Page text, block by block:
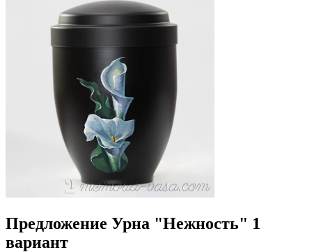
Предложение Урна "Нежность" 1
вариант